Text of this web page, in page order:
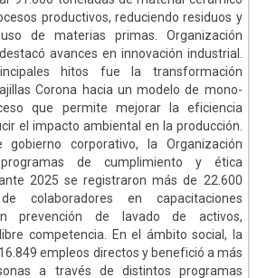
productivos, reduciendo residuos y
de materias primas. Organización
avances en innovación industrial.
hitos fue la transformación
Corona hacia un modelo de mono-
que permite mejorar la eficiencia
el impacto ambiental en la producción.
corporativo, la Organización
de cumplimiento y ética
2025 se registraron más de 22.600
colaboradores en capacitaciones
prevención de lavado de activos,
competencia. En el ámbito social, la
empleos directos y benefició a más
a través de distintos programas